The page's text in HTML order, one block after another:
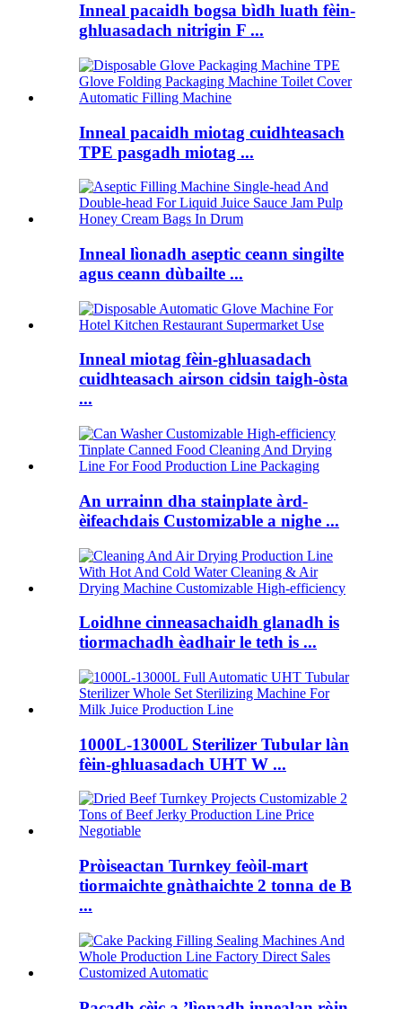
Inneal pacaidh bogsa bìdh luath fèin-
ghluasadach nitrigin F ...
Inneal pacaidh miotag cuidhteasach
TPE pasgadh miotag ...
Inneal lìonadh aseptic ceann singilte
agus ceann dùbailte ...
Inneal miotag fèin-ghluasadach
cuidhteasach airson cidsin taigh-òsta
...
An urrainn dha stainplate àrd-
èifeachdais Customizable a nighe ...
Loidhne cinneasachaidh glanadh is
tiormachadh èadhair le teth is ...
1000L-13000L Sterilizer Tubular làn
fèin-ghluasadach UHT W ...
Pròiseactan Turnkey feòil-mart
tiormaichte gnàthaichte 2 tonna de B
...